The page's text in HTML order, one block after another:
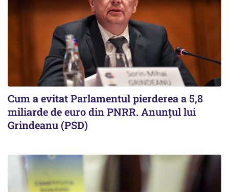
Cum a evitat Parlamentul pierderea a 5,8
miliarde de euro din PNRR. Anunțul lui
Grindeanu (PSD)